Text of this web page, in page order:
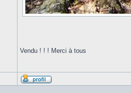
Vendu ! ! ! Merci à tous